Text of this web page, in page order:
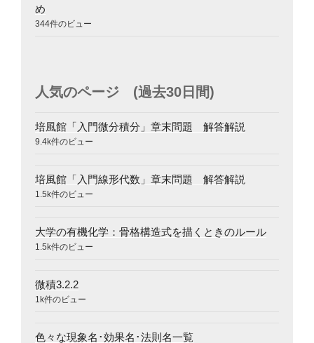
め
344件のビュー
人気のページ (過去30日間)
培風館「入門微分積分」章末問題 解答解説
9.4k件のビュー
培風館「入門線形代数」章末問題 解答解説
1.5k件のビュー
大学の有機化学：骨格構造式を描くときのルール
1.5k件のビュー
微積3.2.2
1k件のビュー
色々な現象名･効果名･法則名一覧